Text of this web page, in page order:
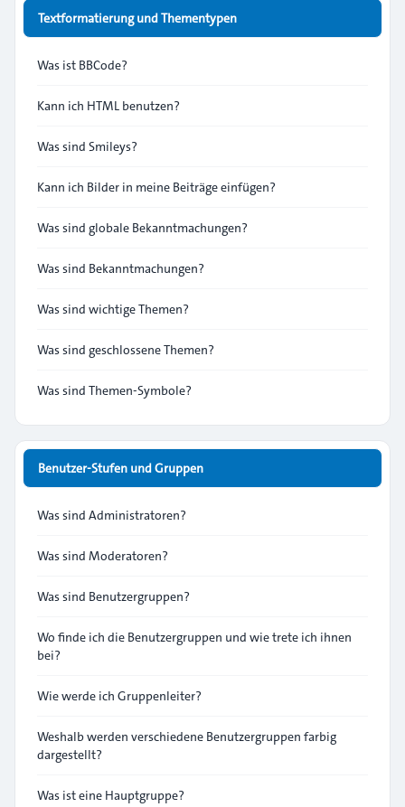
Textformatierung und Thementypen
Was ist BBCode?
Kann ich HTML benutzen?
Was sind Smileys?
Kann ich Bilder in meine Beiträge einfügen?
Was sind globale Bekanntmachungen?
Was sind Bekanntmachungen?
Was sind wichtige Themen?
Was sind geschlossene Themen?
Was sind Themen-Symbole?
Benutzer-Stufen und Gruppen
Was sind Administratoren?
Was sind Moderatoren?
Was sind Benutzergruppen?
Wo finde ich die Benutzergruppen und wie trete ich ihnen
bei?
Wie werde ich Gruppenleiter?
Weshalb werden verschiedene Benutzergruppen farbig
dargestellt?
Was ist eine Hauptgruppe?